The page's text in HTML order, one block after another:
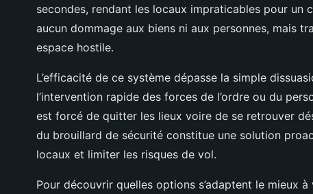
secondes, rendant les locaux impraticables pour un
aucun dommage aux biens ni aux personnes, mais
espace hostile.
L’efficacité de ce système dépasse la simple
l’intervention rapide des forces de l’ordre ou du
est forcé de quitter les lieux voire de se retrouver
du brouillard de sécurité constitue une solution
locaux et limiter les risques de vol.
Pour découvrir quelles options s’adaptent le mieux